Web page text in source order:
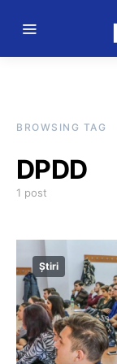
BROWSING TAG
DPDD
1 post
Știri